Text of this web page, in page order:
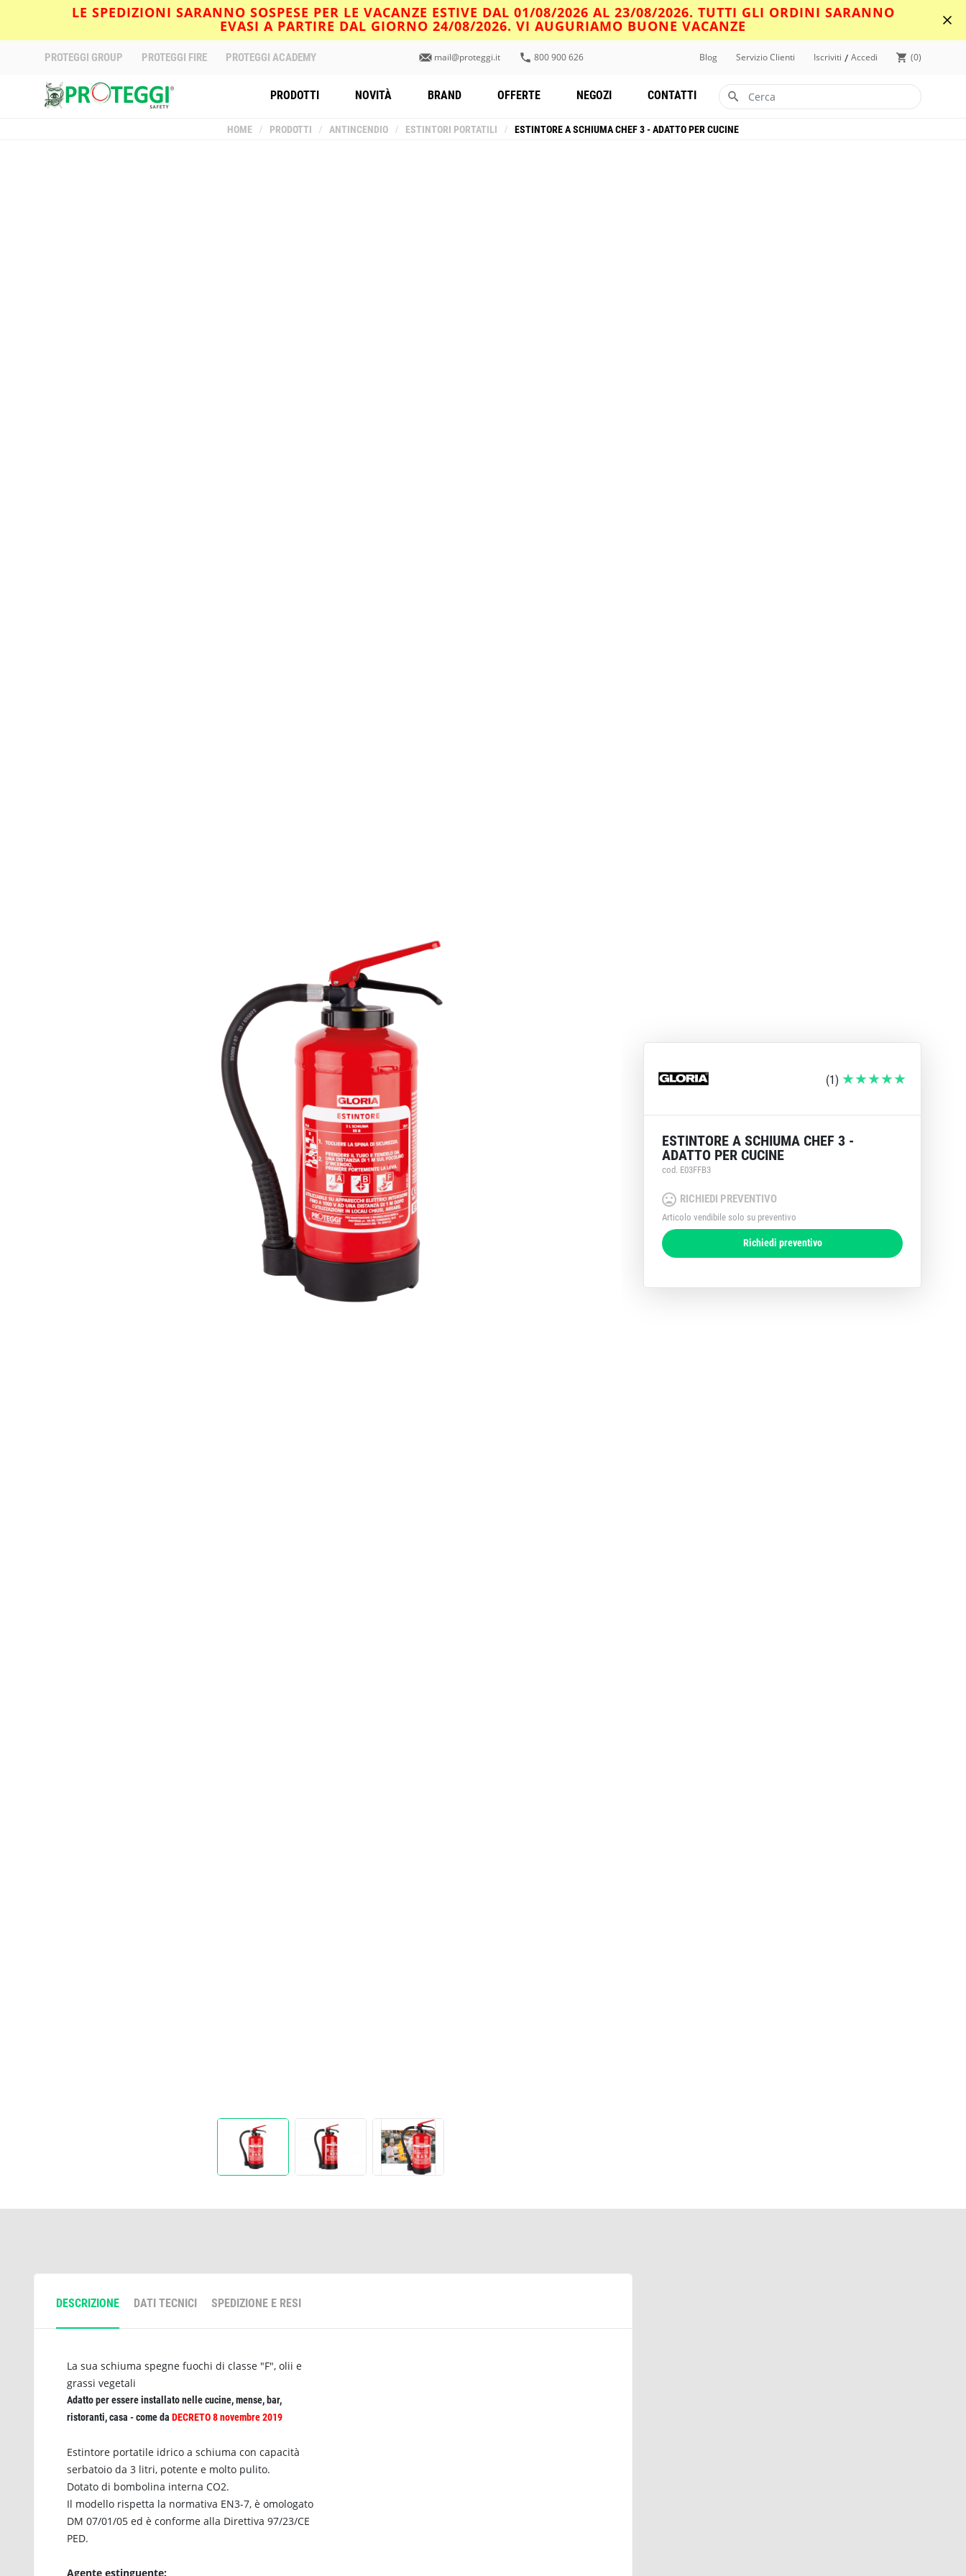
LE SPEDIZIONI SARANNO SOSPESE PER LE VACANZE ESTIVE DAL 01/08/2026 AL 23/08/2026. TUTTI GLI ORDINI SARANNO
EVASI A PARTIRE DAL GIORNO 24/08/2026. VI AUGURIAMO BUONE VACANZE
PROTEGGI GROUP PROTEGGI FIRE PROTEGGI ACADEMY mail@proteggi.it 800 900 626 Blog Servizio Clienti Iscriviti / Accedi 0
PRODOTTI NOVITÀ BRAND OFFERTE NEGOZI CONTATTI
HOME / PRODOTTI / ANTINCENDIO / ESTINTORI PORTATILI / ESTINTORE A SCHIUMA CHEF 3 - ADATTO PER CUCINE
DESCRIZIONE DATI TECNICI SPEDIZIONE E RESI
La sua schiuma spegne fuochi di classe "F", olii e
grassi vegetali
Adatto per essere installato nelle cucine, mense, bar,
ristoranti, casa - come da DECRETO 8 novembre 2019
Estintore portatile idrico a schiuma con capacità
serbatoio da 3 litri, potente e molto pulito.
Dotato di bombolina interna CO2.
Il modello rispetta la normativa EN3-7, è omologato
DM 07/01/05 ed è conforme alla Direttiva 97/23/CE
PED.
Agente estinguente:
(1)
ESTINTORE A SCHIUMA CHEF 3 -
ADATTO PER CUCINE
cod. E03FFB3
RICHIEDI PREVENTIVO
Articolo vendibile solo su preventivo
Richiedi preventivo